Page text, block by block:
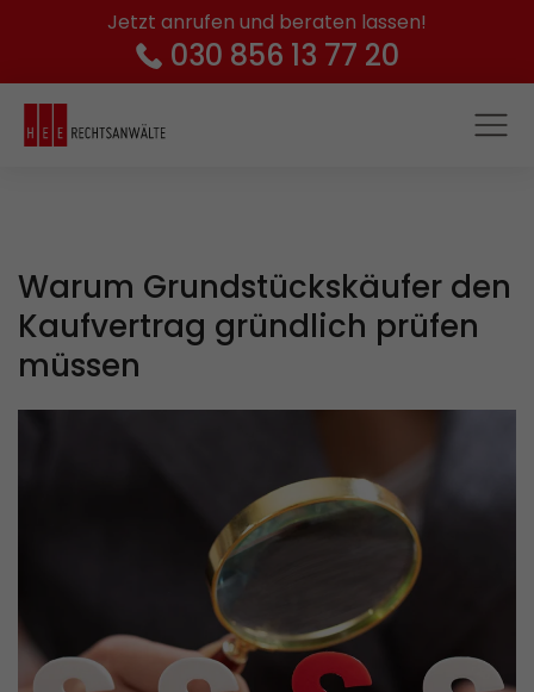
Jetzt anrufen und beraten lassen!
030 856 13 77 20
Warum Grundstückskäufer den
Kaufvertrag gründlich prüfen
müssen